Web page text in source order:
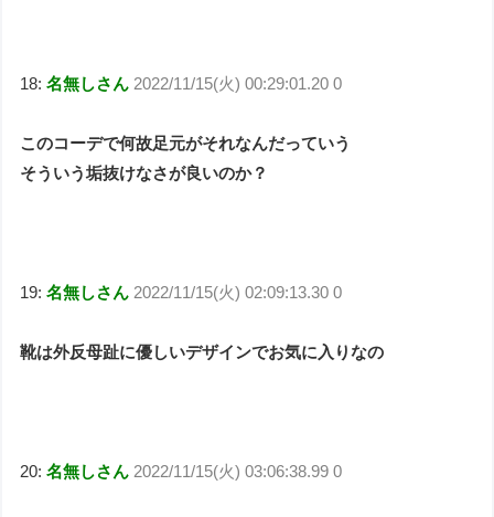
18:名無しさん 2022/11/15(火) 00:29:01.20 0
このコーデで何故足元がそれなんだっていう
そういう垢抜けなさが良いのか？
19:名無しさん 2022/11/15(火) 02:09:13.30 0
靴は外反母趾に優しいデザインでお気に入りなの
20:名無しさん 2022/11/15(火) 03:06:38.99 0